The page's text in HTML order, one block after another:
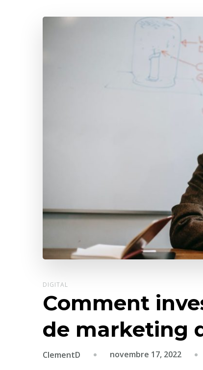
DIGITAL
Comment
de marketing
ClementD novembre 17, 2022